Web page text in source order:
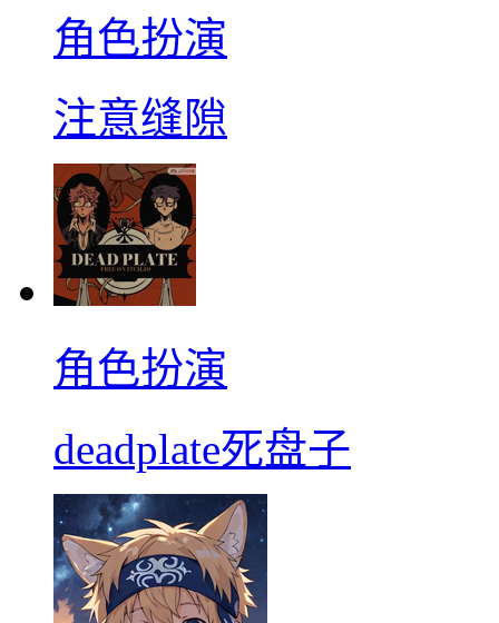
角色扮演
注意缝隙
角色扮演
deadplate死盘子